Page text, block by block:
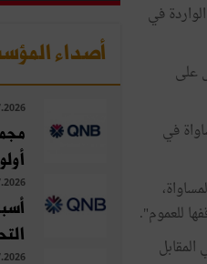
في
على
في
للعموم".
أصداء